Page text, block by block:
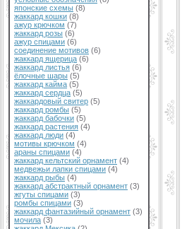
японские схемы (8)
жаккард кошки (8)
ажур крючком (7)
жаккард розы (6)
ажур спицами (6)
соединение мотивов (6)
жаккард ящерица (6)
жаккард листья (6)
ёлочные шары (5)
жаккард кайма (5)
жаккард сердца (5)
жаккардовый свитер (5)
жаккард ромбы (5)
жаккард бабочки (5)
жаккард растения (4)
жаккард люди (4)
мотивы крючком (4)
араны спицами (4)
жаккард кельтский орнамент (4)
медвежьи лапки спицами (4)
жаккард рыбы (4)
жаккард абстрактный орнамент (3)
жгуты спицами (3)
ромбы спицами (3)
жаккард фантазийный орнамент (3)
мочила (3)